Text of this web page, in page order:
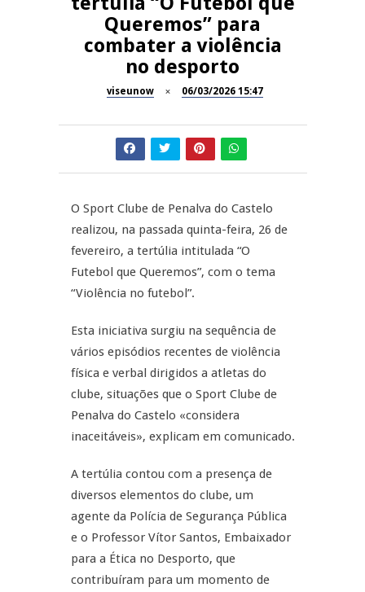
Dia do Foral em São João da
Pesqueira
Sernancelhe
Festas do Concelho de Penalva
do Castelo
11º Encontro Gastronómico
Now Opinião – Manuela
Antunes: Problemas nos
Exames Nacionais
Queremos” para
combater a violência
no desporto
viseunow 06/03/2026 15:47
O Sport Clube de Penalva do Castelo
realizou, na passada quinta-feira, 26 de
fevereiro, a tertúlia intitulada “O
Futebol que Queremos”, com o tema
“Violência no futebol”.
Esta iniciativa surgiu na sequência de
vários episódios recentes de violência
física e verbal dirigidos a atletas do
clube, situações que o Sport Clube de
Penalva do Castelo «considera
inaceitáveis», explicam em comunicado.
A tertúlia contou com a presença de
diversos elementos do clube, um
agente da Polícia de Segurança Pública
e o Professor Vítor Santos, Embaixador
para a Ética no Desporto, que
contribuíram para um momento de